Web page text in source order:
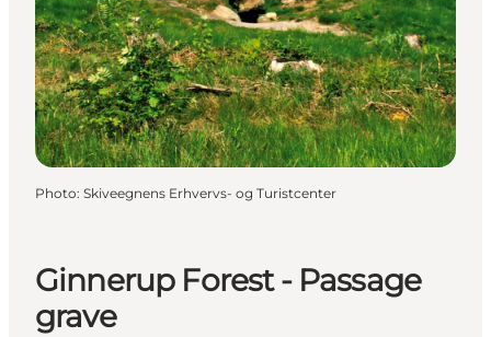
Hébergements
Planifiez votre voyage
Ginnerup Forest - Passage
grave
Photo: Skiveegnens Erhvervs- og Turistcenter